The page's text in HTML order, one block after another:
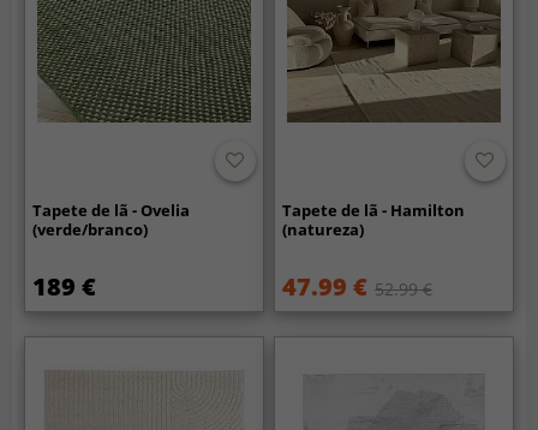
Tapete de lã - Ovelia
(verde/branco)
189 €
Tapete de lã - Hamilton
(natureza)
47.99 € 52.99 €